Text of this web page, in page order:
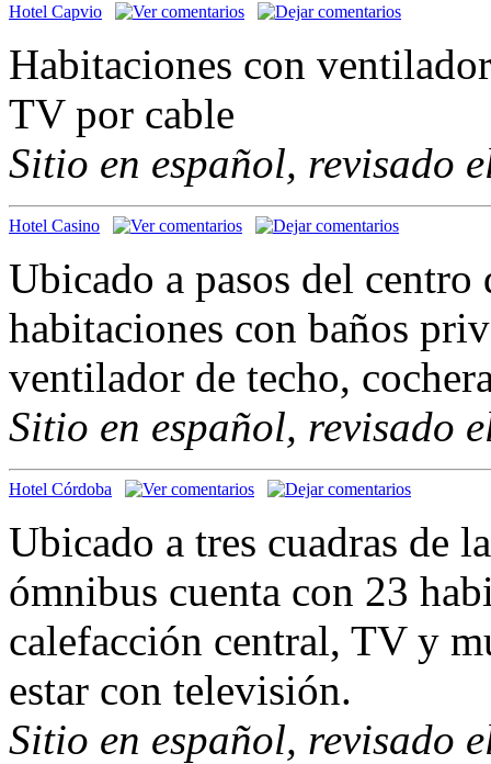
Hotel Capvio
Habitaciones con
TV por cable
Sitio en español, revisado
Hotel Casino
Ubicado a pasos del
habitaciones con baños
ventilador de techo,
Sitio en español, revisado
Hotel Córdoba
Ubicado a tres cuadras de
ómnibus cuenta con 23
calefacción central, TV y
estar con televisión.
Sitio en español, revisado